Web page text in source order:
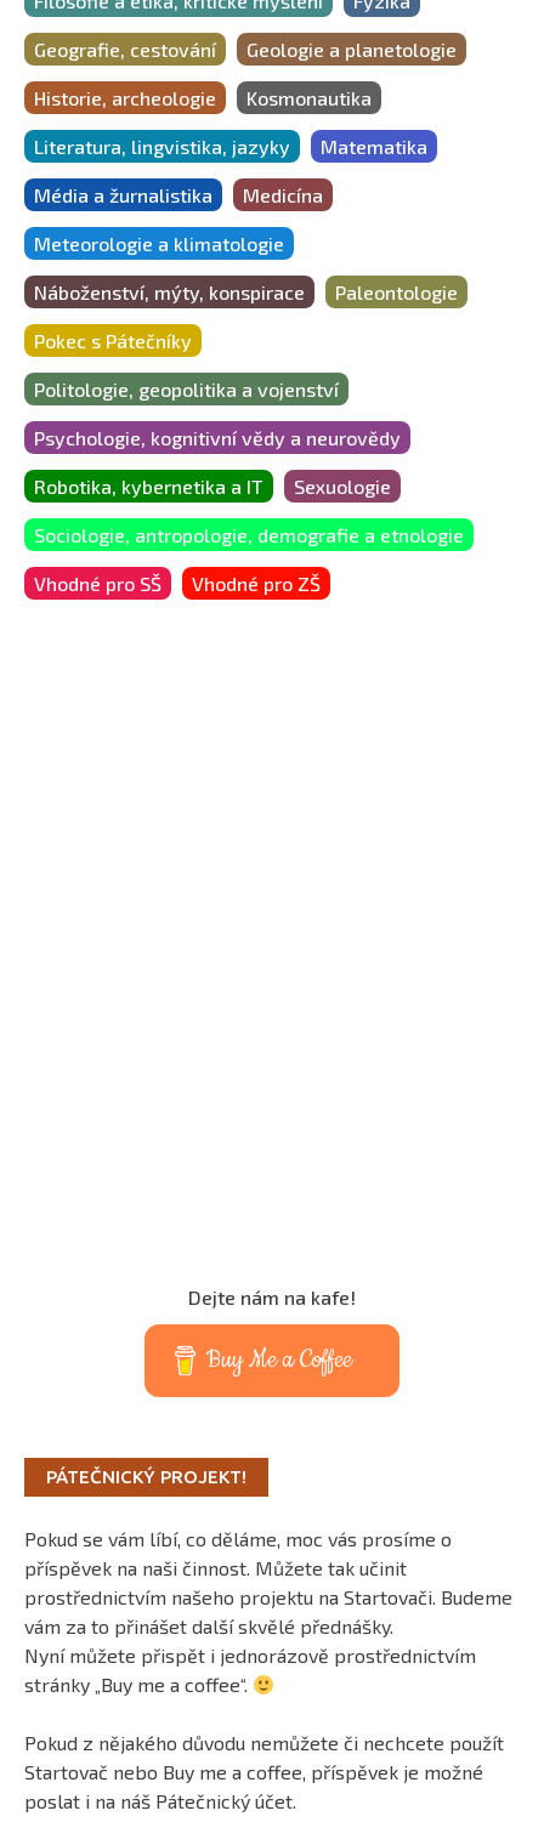
Geografie, cestování Geologie a planetologie
Historie, archeologie Kosmonautika
Literatura, lingvistika, jazyky Matematika
Média a žurnalistika Medicína
Meteorologie a klimatologie
Náboženství, mýty, konspirace Paleontologie
Pokec s Pátečníky
Politologie, geopolitika a vojenství
Psychologie, kognitivní vědy a neurovědy
Robotika, kybernetika a IT Sexuologie
Sociologie, antropologie, demografie a etnologie
Vhodné pro SŠ Vhodné pro ZŠ
Dejte nám na kafe!
Buy Me a Coffee
PÁTEČNICKÝ PROJEKT!
Pokud se vám líbí, co děláme, moc vás prosíme o
příspěvek na naši činnost. Můžete tak učinit
prostřednictvím našeho projektu na Startovači. Budeme
vám za to přinášet další skvělé přednášky.
Nyní můžete přispět i jednorázově prostřednictvím
stránky „Buy me a coffee“.
Pokud z nějakého důvodu nemůžete či nechcete použít
Startovač nebo Buy me a coffee, příspěvek je možné
poslat i na náš Pátečnický účet.